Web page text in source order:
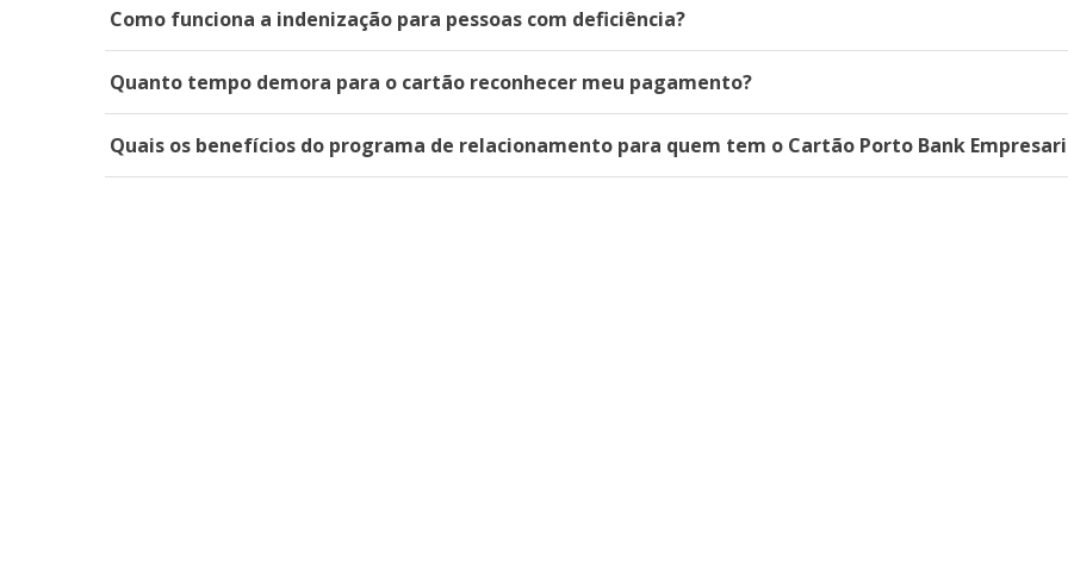
Como funciona a indenização para pessoas com deficiência?
Quanto tempo demora para o cartão reconhecer meu pagamento?
Quais os benefícios do programa de relacionamento para quem tem o Cartão Porto Bank